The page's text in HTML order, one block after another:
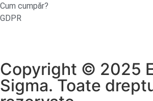
Cum cumpăr?
GDPR
Copyright © 2025
Sigma. Toate